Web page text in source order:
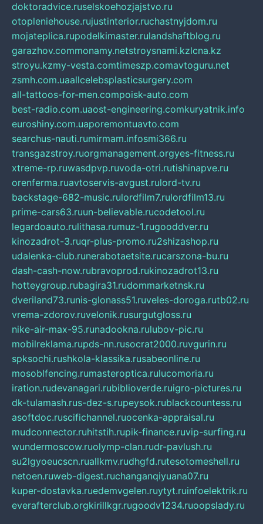
doktoradvice.ruselskoehozjajstvo.ru
otopleniehouse.rujustinterior.ruchastnyjdom.ru
mojateplica.rupodelkimaster.rulandshaftblog.ru
garazhov.commonamy.netstroysnami.kzlcna.kz
stroyu.kzmy-vesta.comtimeszp.comavtoguru.net
zsmh.com.uaallcelebsplasticsurgery.com
all-tattoos-for-men.compoisk-auto.com
best-radio.com.uaost-engineering.comkuryatnik.info
euroshiny.com.uaporemontuavto.com
searchus-nauti.rumirmam.infosmi366.ru
transgazstroy.ruorgmanagement.orgyes-fitness.ru
xtreme-rp.ruwasdpvp.ruvoda-otri.rutishinapve.ru
orenferma.ruavtoservis-avgust.rulord-tv.ru
backstage-682-music.rulordfilm7.rulordfilm13.ru
prime-cars63.ruun-believable.rucodetool.ru
legardoauto.rulithasa.rumuz-1.rugooddver.ru
kinozadrot-3.ruqr-plus-promo.ru2shizashop.ru
udalenka-club.runerabotaetsite.rucarszona-bu.ru
dash-cash-now.rubravoprod.rukinozadrot13.ru
hotteygroup.rubagira31.rudommarketnsk.ru
dveriland73.runis-glonass51.ruveles-doroga.rutb02.ru
vrema-zdorov.ruvelonik.rusurgutgloss.ru
nike-air-max-95.runadookna.rulubov-pic.ru
mobilreklama.rupds-nn.rusocrat2000.ruvgurin.ru
spksochi.rushkola-klassika.rusabeonline.ru
mosoblfencing.rumasteroptica.rulucomoria.ru
iration.rudevanagari.rubiblioverde.ruigro-pictures.ru
dk-tulamash.rus-dez-s.rupeysok.rublackcountess.ru
asoftdoc.ruscifichannel.ruocenka-appraisal.ru
mudconnector.ruhitstih.rupik-finance.ruvip-surfing.ru
wundermoscow.ruolymp-clan.rudr-pavlush.ru
su2lgyoeucscn.ruallkmv.rudhgfd.rutesotomeshell.ru
netoen.ruweb-digest.ruchanganqiyuana07.ru
kuper-dostavka.ruedemvgelen.ruytyt.ruinfoelektrik.ru
everafterclub.orgkirillkgr.rugoodv1234.ruoopslady.ru